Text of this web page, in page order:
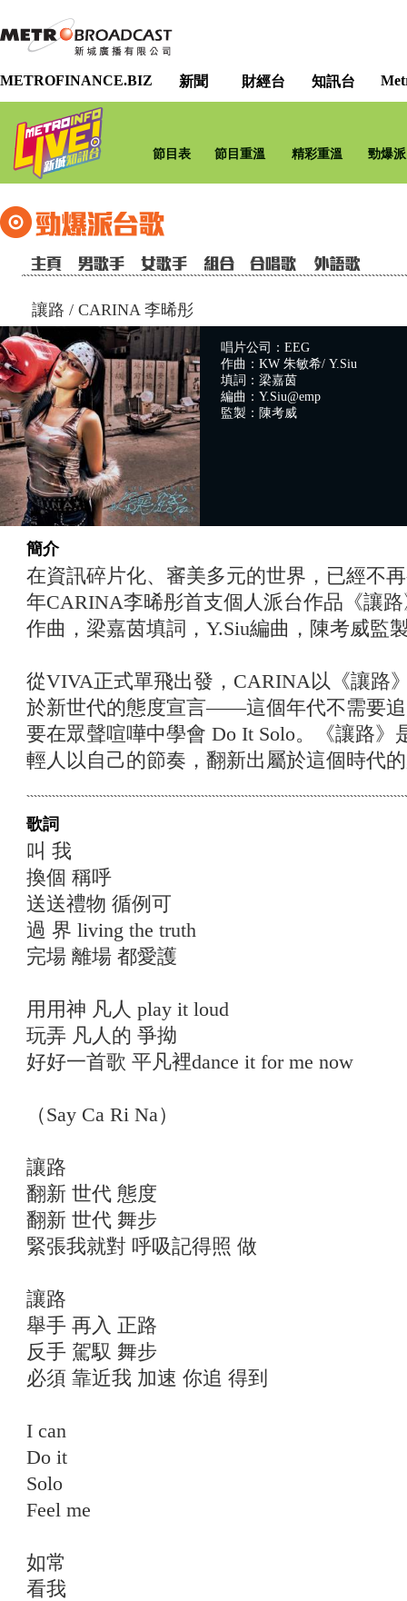
METROFINANCE.BIZ 新聞 財經台 知訊台
節目表 節目重溫 精彩重溫 勁爆
讓路 / CARINA 李晞彤
唱片公司：EEG
作曲：KW 朱敏希/ Y.Siu
填詞：梁嘉茵
編曲：Y.Siu@emp
監製：陳考威
簡介
在資訊碎片化、審美多元的世界，已經不
年CARINA李晞彤首支個人派台作品《讓
作曲，梁嘉茵填詞，Y.Siu編曲，陳考威監
從VIVA正式單飛出發，CARINA以《讓路
於新世代的態度宣言——這個年代不需要
要在眾聲喧嘩中學會 Do It Solo。《讓路》
輕人以自己的節奏，翻新出屬於這個時代
歌詞
叫 我
換個 稱呼
送送禮物 循例可
過 界 living the truth
完場 離場 都愛護
用用神 凡人 play it loud
玩弄 凡人的 爭拗
好好一首歌 平凡裡dance it for me now
（Say Ca Ri Na）
讓路
翻新 世代 態度
翻新 世代 舞步
緊張我就對 呼吸記得照 做
讓路
舉手 再入 正路
反手 駕馭 舞步
必須 靠近我 加速 你追 得到
I can
Do it
Solo
Feel me
如常
看我